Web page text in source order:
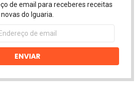
de email para receberes receitas
novas do Iguaria.
ENVIAR